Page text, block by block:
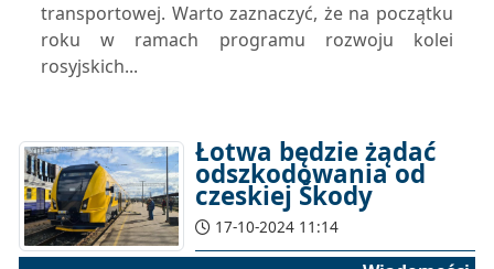
transportowej. Warto zaznaczyć, że na początku
roku w ramach programu rozwoju kolei
rosyjskich...
Łotwa będzie żądać
odszkodowania od
czeskiej Škody
17-10-2024 11:14